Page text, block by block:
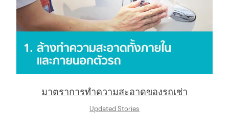
มาตราการทำความสะอาดของรถเช่า
Updated Stories